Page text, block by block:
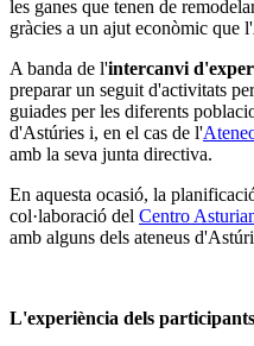
les ganes que tenen de
gràcies a un ajut econòmic que
A banda de l'intercanvi
preparar un seguit d'activitats
guiades per les diferents
d'Astúries i, en el cas de l'
amb la seva junta directiva.
En aquesta ocasió, la
col·laboració del Centro
amb alguns dels ateneus
L'experiència dels participants